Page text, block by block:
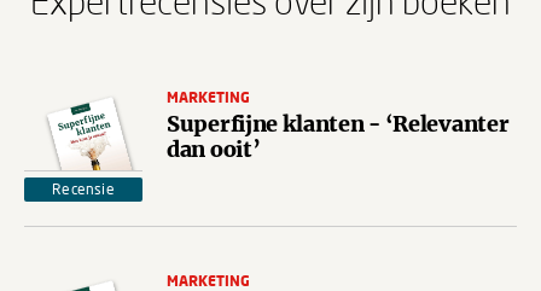
Recensie
MARKETING
Superfijne klanten - ‘Relevanter
dan ooit’
MARKETING